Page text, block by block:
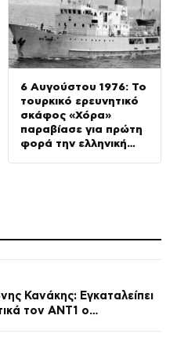
6 Αυγούστου 1976: Το
τουρκικό ερευνητικό
σκάφος «Χόρα»
παραβίασε για πρώτη
φορά την ελληνική
Κανάκης: Εγκαταλείπει
τον ΑΝΤ1 ο